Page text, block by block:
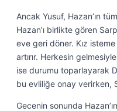
Ancak Yusuf, Hazan’ın
Hazan’ı birlikte gören
eve geri döner. Kız
artırır. Herkesin
ise durumu toparlayarak
bu evliliğe onay verirken,
Gecenin sonunda